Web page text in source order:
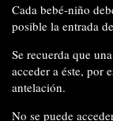
Cada bebé-niño
posible la entrada
Se recuerda que
acceder a éste, por
antelación.
No se puede